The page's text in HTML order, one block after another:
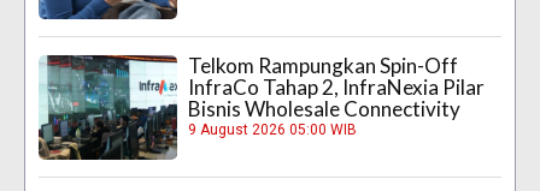
Telkom Rampungkan Spin-Off
InfraCo Tahap 2, InfraNexia Pilar
Bisnis Wholesale Connectivity
9 August 2026 05:00 WIB